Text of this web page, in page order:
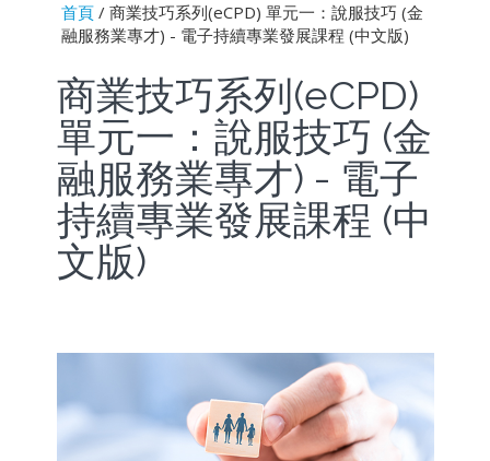
You are here
首頁/ 商業技巧系列(eCPD) 單元一：說服技巧 (金
融服務業專才) - 電子持續專業發展課程 (中文版)
商業技巧系列(eCPD)
單元一：說服技巧 (金
融服務業專才) - 電子
持續專業發展課程 (中
文版)